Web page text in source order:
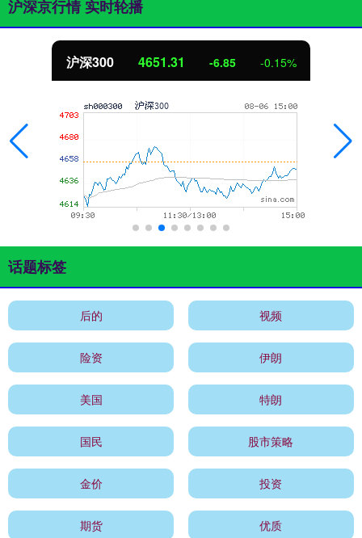
沪深京行情 实时轮播
-6.85 -0.15%
话题标签
后的 视频
险资 伊朗
美国 特朗
国民 股市策略
金价 投资
期货 优质